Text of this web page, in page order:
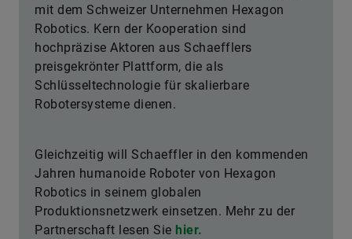
mit dem Schweizer Unternehmen Hexagon
Robotics. Kern der Kooperation sind
hochpräzise Aktoren aus Schaefflers
preisgekrönter Plattform, die als
Schlüsseltechnologie für skalierbare
Robotersysteme dienen.
Gleichzeitig will Schaeffler in den kommenden
Jahren humanoide Roboter von Hexagon
Robotics in seinem globalen
Produktionsnetzwerk einsetzen. Mehr zu der
Partnerschaft lesen Sie hier.